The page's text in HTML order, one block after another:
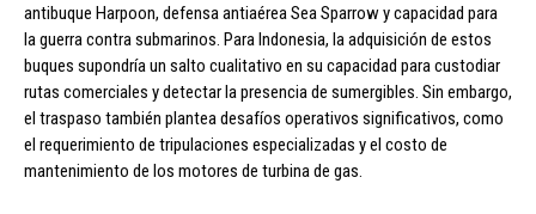
antibuque Harpoon, defensa antiaérea Sea Sparrow y capacidad para
la guerra contra submarinos. Para Indonesia, la adquisición de estos
buques supondría un salto cualitativo en su capacidad para custodiar
rutas comerciales y detectar la presencia de sumergibles. Sin embargo,
el traspaso también plantea desafíos operativos significativos, como
el requerimiento de tripulaciones especializadas y el costo de
mantenimiento de los motores de turbina de gas.